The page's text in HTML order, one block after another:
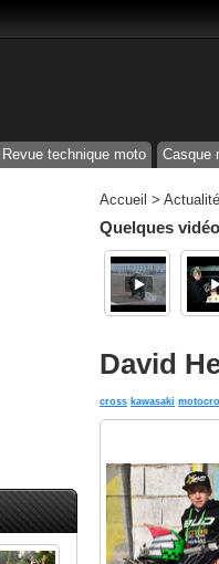
Revue technique moto Casque
Accueil >
Quelques
David
cross kawasaki